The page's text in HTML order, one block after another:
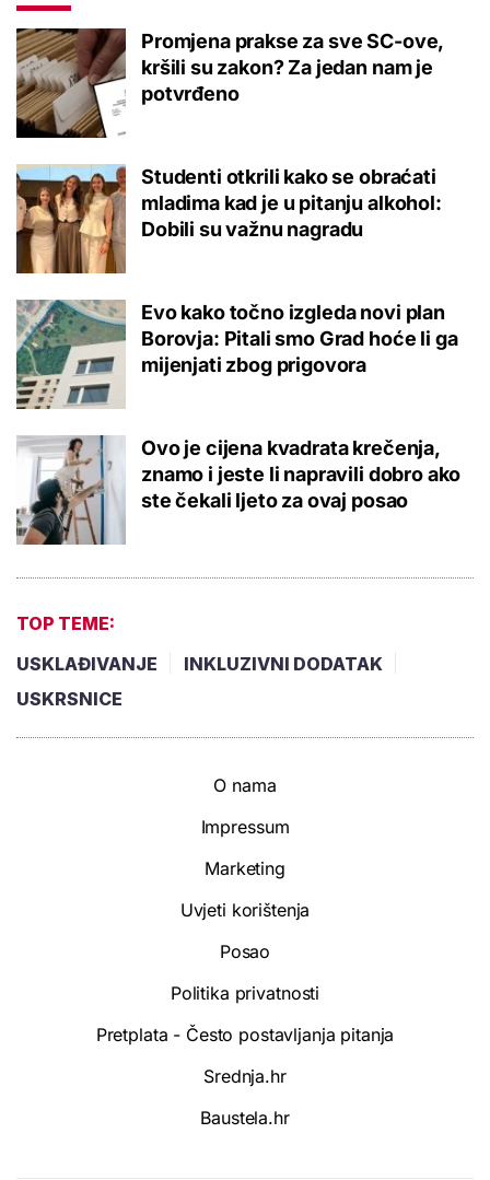
Promjena prakse za sve SC-ove,
kršili su zakon? Za jedan nam je
potvrđeno
Studenti otkrili kako se obraćati
mladima kad je u pitanju alkohol:
Dobili su važnu nagradu
Evo kako točno izgleda novi plan
Borovja: Pitali smo Grad hoće li ga
mijenjati zbog prigovora
Ovo je cijena kvadrata krečenja,
znamo i jeste li napravili dobro ako
ste čekali ljeto za ovaj posao
TOP TEME:
USKLAĐIVANJE
INKLUZIVNI DODATAK
USKRSNICE
O nama
Impressum
Marketing
Uvjeti korištenja
Posao
Politika privatnosti
Pretplata - Često postavljanja pitanja
Srednja.hr
Baustela.hr